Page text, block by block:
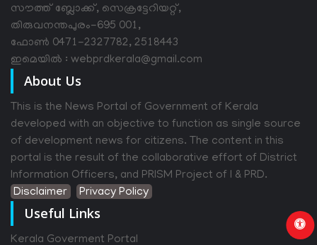
സൗത്ത് ബ്ലോക്ക്, സെക്രട്ടേറിയറ്റ്,
തിരുവനന്തപുരം-695 001,
ഫോൺ 0471-2327782, 2518443
ഇമെയിൽ : webprdkerala@gmail.com
About Us
This is the News Portal of Government of Kerala
developed with an objective to function as single source
of development news for citizens. The content in this
portal is the result of the collaborative effort of District
Information Officers, and PRISM Project of I & PRD.
Disclaimer
Privacy Policy
Useful Links
Kerala Goverment Portal